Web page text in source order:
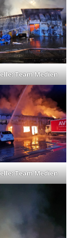
Team Medien
Team Medien